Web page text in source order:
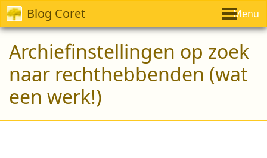
Blog Coret Menu
Archiefinstellingen op zoek
naar rechthebbenden (wat
een werk!)